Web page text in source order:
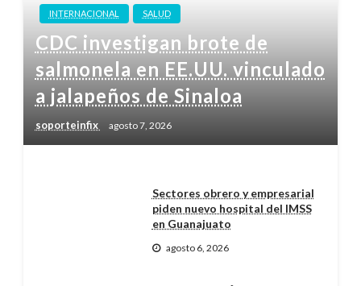
INTERNACIONAL SALUD
CDC investigan brote de
salmonela en EE.UU. vinculado
a jalapeños de Sinaloa
soporteinfix agosto 7, 2026
Sectores obrero y empresarial
piden nuevo hospital del IMSS
en Guanajuato
agosto 6, 2026